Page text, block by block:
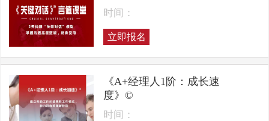
时间：
立即报名
《A+经理人1阶：成长速
度》©
时间：